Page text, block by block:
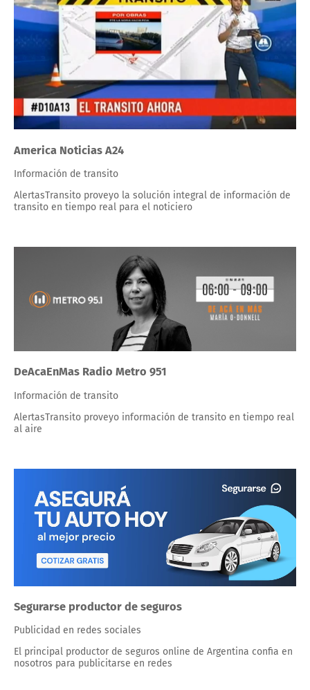
America Noticias A24
Información de transito
AlertasTransito proveyo la solución integral de información de
transito en tiempo real para el noticiero
DeAcaEnMas Radio Metro 951
Información de transito
AlertasTransito proveyo información de transito en tiempo real
al aire
Segurarse productor de seguros
Publicidad en redes sociales
El principal productor de seguros online de Argentina confia en
nosotros para publicitarse en redes